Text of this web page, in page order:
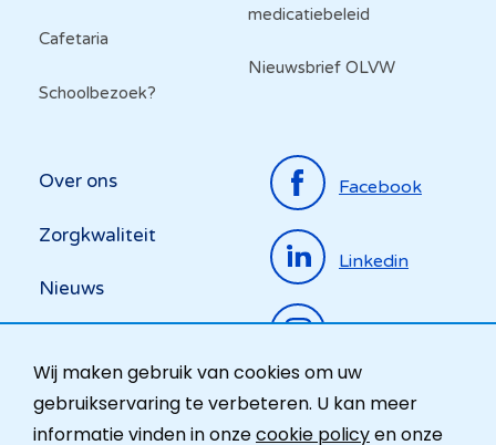
Wij maken gebruik van cookies om uw
gebruikservaring te verbeteren. U kan meer
informatie vinden in onzecookie policyen onze
Cafetaria
Schoolbezoek?
medicatiebeleid
Nieuwsbrief OLVW
Top
menu
Over ons
Zorgkwaliteit
Nieuws
Ombudsdienst
Facebook
Linkedin
Instagram